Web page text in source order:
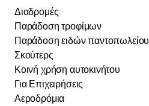
Διαδρομές
Παράδοση τροφίμων
Παράδοση ειδών παντοπωλείου
Σκούτερς
Κοινή χρήση αυτοκινήτου
Για Επιχειρήσεις
Αεροδρόμια